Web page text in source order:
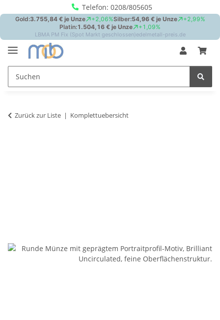
Telefon: 0208/805605
Zurück zur Liste Komplettuebersicht